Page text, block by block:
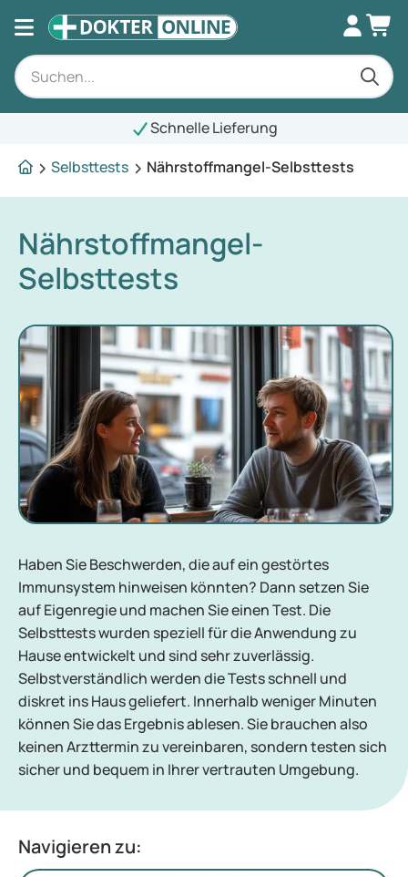
Schnelle Lieferung
Selbsttests
Nährstoffmangel-Selbsttests
Nährstoffmangel-
Selbsttests
Haben Sie Beschwerden, die auf ein gestörtes
Immunsystem hinweisen könnten? Dann setzen Sie
auf Eigenregie und machen Sie einen Test. Die
Selbsttests wurden speziell für die Anwendung zu
Hause entwickelt und sind sehr zuverlässig.
Selbstverständlich werden die Tests schnell und
diskret ins Haus geliefert. Innerhalb weniger Minuten
können Sie das Ergebnis ablesen. Sie brauchen also
keinen Arzttermin zu vereinbaren, sondern testen sich
sicher und bequem in Ihrer vertrauten Umgebung.
Navigieren zu: